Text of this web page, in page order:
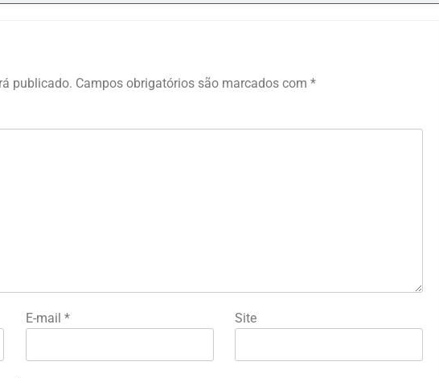
publicado. Campos obrigatórios são marcados com *
E-mail * Site